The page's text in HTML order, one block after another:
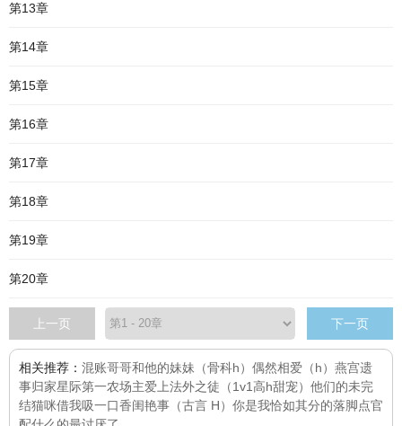
第13章
第14章
第15章
第16章
第17章
第18章
第19章
第20章
上一页 下一页
相关推荐： 混账哥哥和他的妹妹（骨科h） 偶然相爱（h） 燕宫遗
事归家星际第一农场主爱上法外之徒（1v1高h甜宠） 他们的未完
结猫咪借我吸一口香闺艳事（古言 H） 你是我恰如其分的落脚点官